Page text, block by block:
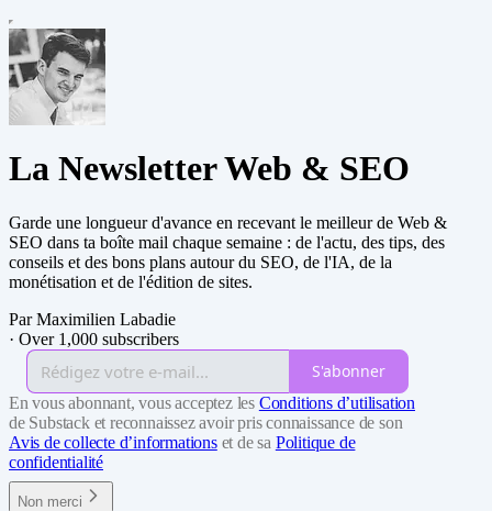
La Newsletter Web & SEO
Garde une longueur d'avance en recevant le meilleur de Web &
SEO dans ta boîte mail chaque semaine : de l'actu, des tips, des
conseils et des bons plans autour du SEO, de l'IA, de la
monétisation et de l'édition de sites.
Par Maximilien Labadie
· Over 1,000 subscribers
S'abonner
En vous abonnant, vous acceptez les Conditions d’utilisation
de Substack et reconnaissez avoir pris connaissance de son
Avis de collecte d’informationset de sa Politique de
confidentialité
Non merci